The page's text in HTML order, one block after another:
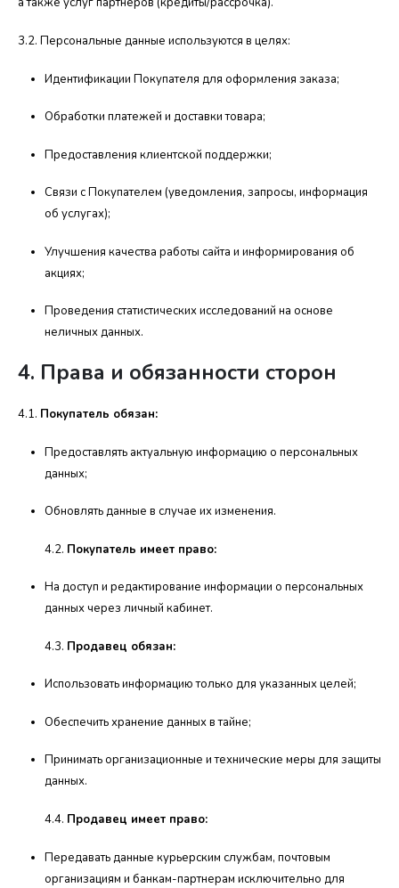
3.2. Персональные данные используются в целях:
Идентификации Покупателя для оформления заказа;
Обработки платежей и доставки товара;
Предоставления клиентской поддержки;
Связи с Покупателем (уведомления, запросы, информация
об услугах);
Улучшения качества работы сайта и информирования об
акциях;
Проведения статистических исследований на основе
неличных данных.
4. Права и обязанности сторон
4.1. Покупатель обязан:
Предоставлять актуальную информацию о персональных
данных;
Обновлять данные в случае их изменения.
4.2. Покупатель имеет право:
На доступ и редактирование информации о персональных
данных через личный кабинет.
4.3. Продавец обязан:
Использовать информацию только для указанных целей;
Обеспечить хранение данных в тайне;
Принимать организационные и технические меры для защиты
данных.
4.4. Продавец имеет право:
Передавать данные курьерским службам, почтовым
организациям и банкам-партнерам исключительно для